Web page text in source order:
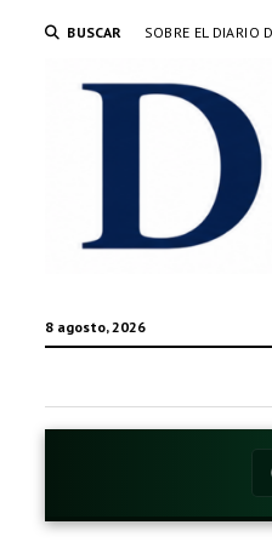
BUSCAR SOBRE EL DIARIO
8 agosto, 2026